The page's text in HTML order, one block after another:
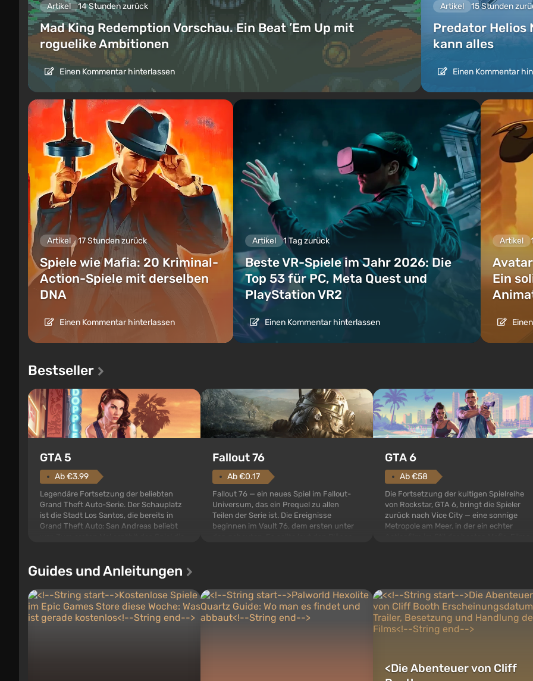
Artikel 14 Stunden zurück
Mad King Redemption Vorschau. Ein Beat ’Em Up mit
roguelike Ambitionen
Einen Kommentar hinterlassen
Artikel 15 Stunden
Predator Helios
kann alles
Einen Kommentar
Artikel 17 Stunden zurück
Spiele wie Mafia: 20 Kriminal-
Action-Spiele mit derselben
DNA
Einen Kommentar hinterlassen
Artikel 1 Tag zurück
Beste VR-Spiele im Jahr 2026: Die
Top 53 für PC, Meta Quest und
PlayStation VR2
Einen Kommentar hinterlassen
Artikel
Ein
Bestseller
GTA 5
Ab €3.99
Legendäre Fortsetzung der beliebten
Grand Theft Auto-Serie. Der Schauplatz
ist die Stadt Los Santos, die bereits in
Grand Theft Auto: San Andreas beliebt
denen Sie jederzeit...
Fallout 76
Ab €0.17
Fallout 76 — ein neues Spiel im Fallout-
Universum, das ein Prequel zu allen
Teilen der Serie ist. Die Ereignisse
beginnen im Vault 76, dem ersten unter
GTA 6
Ab €58
Die Fortsetzung der kultigen Spielreihe
von Rockstar, GTA 6, bringt die Spieler
zurück nach Vice City — eine sonnige
Metropole am Meer, in der ein echter
Guides und Anleitungen
<Die Abenteuer von Cliff